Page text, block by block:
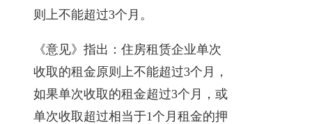
则上不能超过3个月。
《意见》指出：住房租赁企业单次
收取的租金原则上不能超过3个月，
如果单次收取的租金超过3个月，或
单次收取超过相当于1个月租金的押